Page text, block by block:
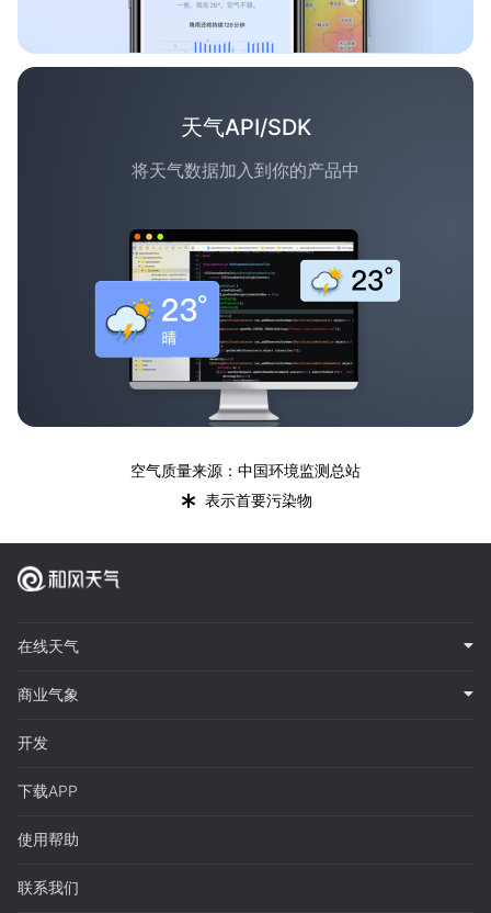
天气API/SDK
将天气数据加入到你的产品中
空气质量来源：中国环境监测总站
* 表示首要污染物
在线天气
商业气象
开发
下载APP
使用帮助
联系我们